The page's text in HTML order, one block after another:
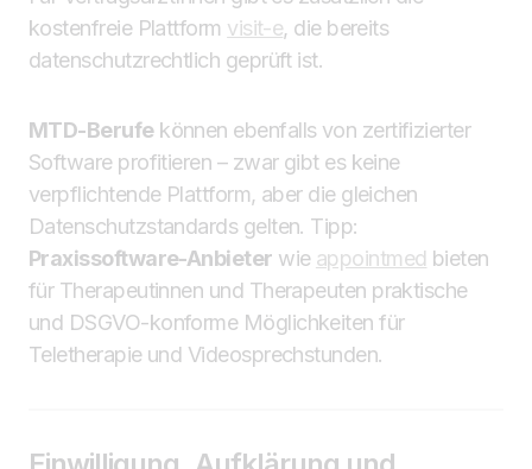
kostenfreie Plattform visit-e, die bereits
datenschutzrechtlich geprüft ist.
MTD-Berufekönnen ebenfalls von zertifizierter
Software profitieren – zwar gibt es keine
verpflichtende Plattform, aber die gleichen
Datenschutzstandards gelten. Tipp:
Praxissoftware-Anbieter wie appointmed bieten
für Therapeutinnen und Therapeuten praktische
und DSGVO-konforme Möglichkeiten für
Teletherapie und Videosprechstunden.